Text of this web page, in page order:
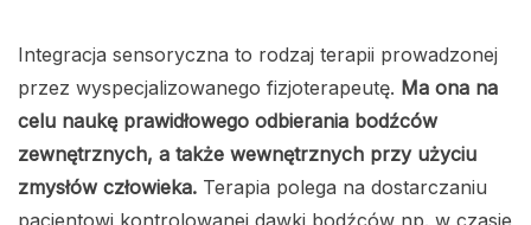
Integracja sensoryczna to rodzaj terapii prowadzonej
przez wyspecjalizowanego fizjoterapeutę. Ma ona na
celu naukę prawidłowego odbierania bodźców
zewnętrznych, a także wewnętrznych przy użyciu
zmysłów człowieka. Terapia polega na dostarczaniu